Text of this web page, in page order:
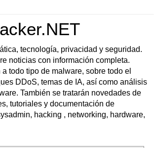
tecnología, privacidad y seguridad.
noticias con información completa.
todo tipo de malware, sobre todo el
DDoS, temas de IA, así como análisis
También se tratarán novedades de
tutoriales y documentación de
hacking , networking, hardware,